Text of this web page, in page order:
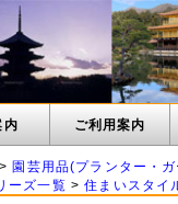
内 ご利用案内
>園芸用品(プランター・
ーズ一覧 >住まいスタイ